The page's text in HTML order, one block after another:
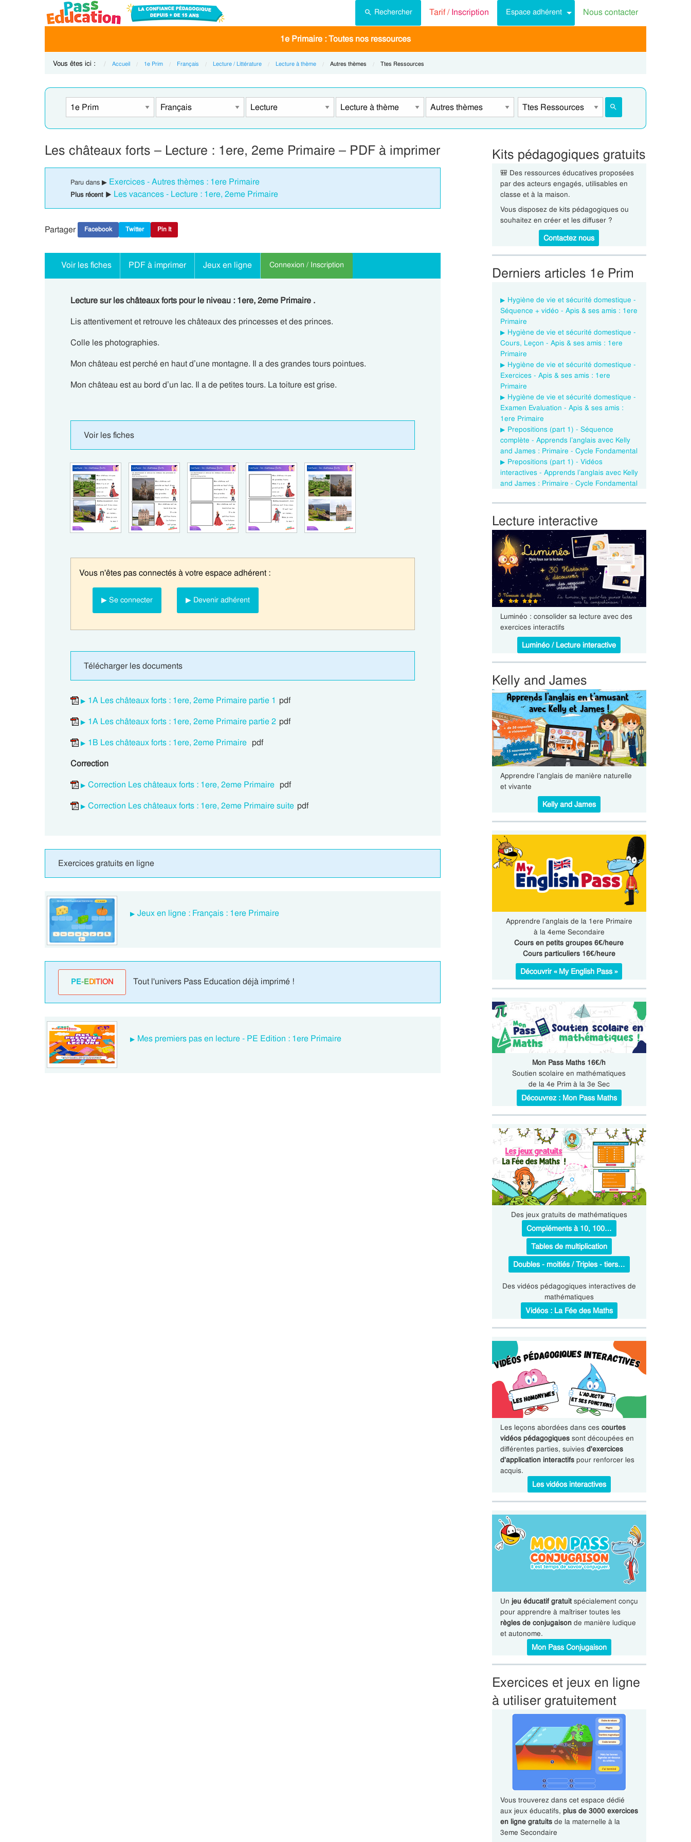
Rechercher Tarif /Inscription Espace adhérent Nous contacter
1e Primaire : Toutes nos ressources
Vous êtes ici : Accueil 1e Prim Français Lecture / Littérature Lecture à thème Current:
Autres thèmes Current:
Ttes Ressources
Les châteaux forts – Lecture : 1ere, 2eme Primaire – PDF à imprimer
Paru dans ▶ Exercices - Autres thèmes : 1ere Primaire
Plus récent ▶ Les vacances - Lecture : 1ere, 2eme Primaire
Partager Facebook Twitter Pin It
Voir les fiches PDF à imprimer Jeux en ligne Connexion / Inscription
Lecture sur les châteaux forts pour le niveau : 1ere, 2eme Primaire .
Lis attentivement et retrouve les châteaux des princesses et des princes.
Colle les photographies.
Mon château est perché en haut d’une montagne. Il a des grandes tours pointues.
Mon château est au bord d’un lac. Il a de petites tours. La toiture est grise.
Voir les fiches
Vous n'êtes pas connectés à votre espace adhérent :
▶ Se connecter ▶ Devenir adhérent
Télécharger les documents
1A Les châteaux forts : 1ere, 2eme Primaire partie 1 pdf
1A Les châteaux forts : 1ere, 2eme Primaire partie 2 pdf
1B Les châteaux forts : 1ere, 2eme Primaire pdf
Correction
Correction Les châteaux forts : 1ere, 2eme Primaire pdf
Correction Les châteaux forts : 1ere, 2eme Primaire suite pdf
Exercices gratuits en ligne
Jeux en ligne : Français : 1ere Primaire
PE-EDITION Tout l'univers Pass Education déjà imprimé !
Mes premiers pas en lecture - PE Edition : 1ere Primaire
Kits pédagogiques gratuits
🎒 Des ressources éducatives proposées
par des acteurs engagés, utilisables en
classe et à la maison.
Vous disposez de kits pédagogiques ou
souhaitez en créer et les diffuser ?
Contactez nous
Derniers articles 1e Prim
Hygiène de vie et sécurité domestique -
Séquence + vidéo - Apis & ses amis : 1ere
Primaire
Hygiène de vie et sécurité domestique -
Cours, Leçon - Apis & ses amis : 1ere
Primaire
Hygiène de vie et sécurité domestique -
Exercices - Apis & ses amis : 1ere
Primaire
Hygiène de vie et sécurité domestique -
Examen Evaluation - Apis & ses amis :
1ere Primaire
Prepositions (part 1) - Séquence
complète - Apprends l’anglais avec Kelly
and James : Primaire - Cycle Fondamental
Prepositions (part 1) - Vidéos
interactives - Apprends l’anglais avec Kelly
and James : Primaire - Cycle Fondamental
Lecture interactive
Luminéo : consolider sa lecture avec des
exercices interactifs
Luminéo / Lecture interactive
Kelly and James
Apprendre l’anglais de manière naturelle
et vivante
Kelly and James
Apprendre l’anglais de la 1ere Primaire
à la 4eme Secondaire
Cours en petits groupes 6€/heure
Cours particuliers 16€/heure
Découvrir « My English Pass »
Mon Pass Maths 16€/h
Soutien scolaire en mathématiques
de la 4e Prim à la 3e Sec
Découvrez : Mon Pass Maths
Des jeux gratuits de mathématiques
Compléments à 10, 100…
Tables de multiplication
Doubles - moitiés / Triples - tiers…
Des vidéos pédagogiques interactives de
mathématiques
Vidéos : La Fée des Maths
Les leçons abordées dans ces courtes
vidéos pédagogiquessont découpées en
différentes parties, suivies d'exercices
d'application interactifspour renforcer les
acquis.
Les vidéos interactives
Un jeu éducatif gratuitspécialement conçu
pour apprendre à maîtriser toutes les
règles de conjugaisonde manière ludique
et autonome.
Mon Pass Conjugaison
Exercices et jeux en ligne
à utiliser gratuitement
Vous trouverez dans cet espace dédié
aux jeux éducatifs, plus de 3000 exercices
en ligne gratuitsde la maternelle à la
3eme Secondaire